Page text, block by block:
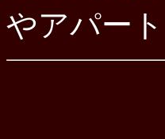
やアパー